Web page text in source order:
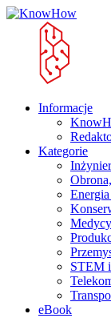
Informacje
Kategorie
STEM
eBook